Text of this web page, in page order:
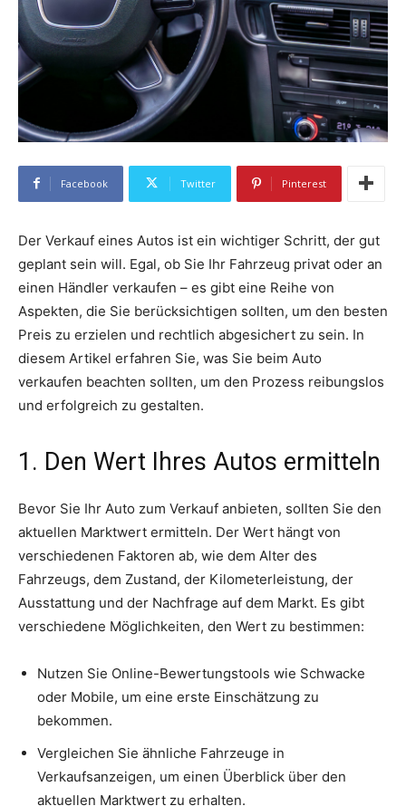
Facebook Twitter Pinterest
Der Verkauf eines Autos ist ein wichtiger Schritt, der gut
geplant sein will. Egal, ob Sie Ihr Fahrzeug privat oder an
einen Händler verkaufen – es gibt eine Reihe von
Aspekten, die Sie berücksichtigen sollten, um den besten
Preis zu erzielen und rechtlich abgesichert zu sein. In
diesem Artikel erfahren Sie, was Sie beim Auto
verkaufen beachten sollten, um den Prozess reibungslos
und erfolgreich zu gestalten.
1. Den Wert Ihres Autos ermitteln
Bevor Sie Ihr Auto zum Verkauf anbieten, sollten Sie den
aktuellen Marktwert ermitteln. Der Wert hängt von
verschiedenen Faktoren ab, wie dem Alter des
Fahrzeugs, dem Zustand, der Kilometerleistung, der
Ausstattung und der Nachfrage auf dem Markt. Es gibt
verschiedene Möglichkeiten, den Wert zu bestimmen:
Nutzen Sie Online-Bewertungstools wie Schwacke
oder Mobile, um eine erste Einschätzung zu
bekommen.
Vergleichen Sie ähnliche Fahrzeuge in
Verkaufsanzeigen, um einen Überblick über den
aktuellen Marktwert zu erhalten.